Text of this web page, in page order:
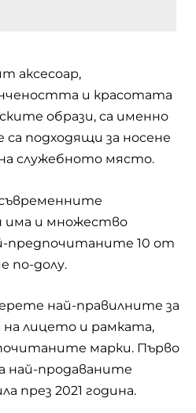
аксесоар,
и красотата
образи, са именно
са подходящи за носене
служебното място.
има и множество
предпочитаните 10 от
по-долу.
най-правилните за
лицето и рамката,
марки. Първо
най-продаваните
през 2021 година.